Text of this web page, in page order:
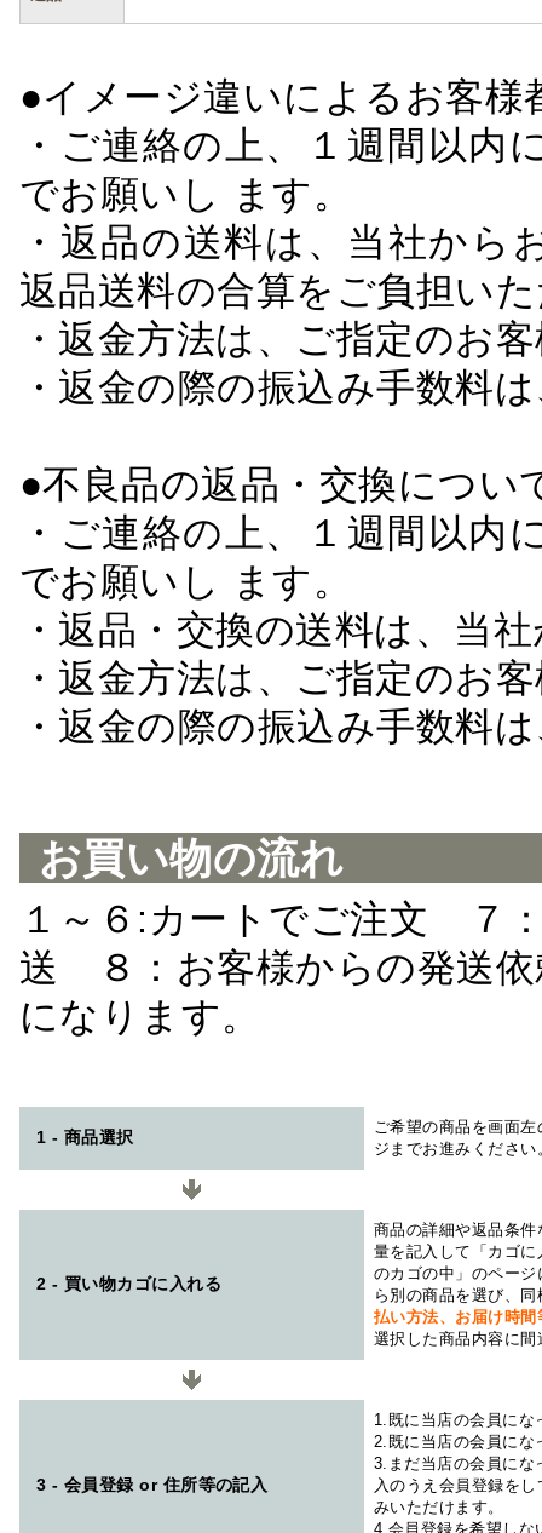
●イメージ違いによるお客
・ご連絡の上、１週間以
でお願いし ます。
・返品の送料は、当社か
返品送料の合算をご負担い
・返金方法は、ご指定のお
・返金の際の振込み手数料
●不良品の返品・交換につい
・ご連絡の上、１週間以
でお願いし ます。
・返品・交換の送料は、当
・返金方法は、ご指定のお
・返金の際の振込み手数料
お買い物の流れ
１～６:カートでご注文 ７
送 ８：お客様からの発送
になります。
1 - 商品選択
ご希望の商品を画面
ジまでお進みください
2 - 買い物カゴに入れる
商品の詳細や返品条
量を記入して「カゴ
のカゴの中」のペー
ら別の商品を選び、
払い方法、お届け時
選択した商品内容に
3 - 会員登録 or 住所等の記入
1.既に当店の会員にな
2.既に当店の会員にな
3.まだ当店の会員にな
入のうえ会員登録を
みいただけます。
4.会員登録を希望しな